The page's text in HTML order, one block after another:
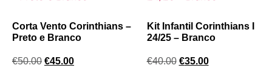
Corta Vento Corinthians –
Preto e Branco
€50.00 €45.00
Kit Infantil Corinthians I
24/25 – Branco
€40.00 €35.00